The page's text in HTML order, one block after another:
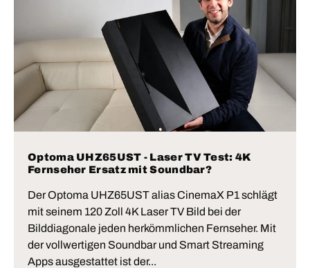
Optoma UHZ65UST - Laser TV Test: 4K
Fernseher Ersatz mit Soundbar?
Der Optoma UHZ65UST alias CinemaX P1 schlägt
mit seinem 120 Zoll 4K Laser TV Bild bei der
Bilddiagonale jeden herkömmlichen Fernseher. Mit
der vollwertigen Soundbar und Smart Streaming
Apps ausgestattet ist der...